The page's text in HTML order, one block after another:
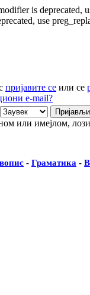
is
use
пријавите се или се
e-mail?
или имејлом,
- Граматика -